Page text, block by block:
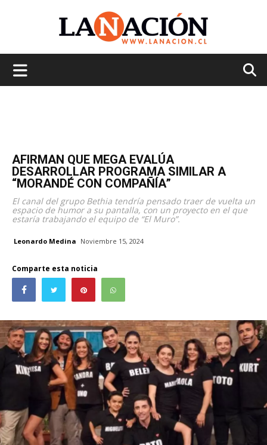
AFIRMAN QUE MEGA EVALÚA
DESARROLLAR PROGRAMA SIMILAR A
“MORANDÉ CON COMPAÑÍA”
El canal del grupo Bethia tendría pensado traer de vuelta un
espacio de humor a su pantalla, con un proyecto en el que
estaría trabajando el equipo de “El Muro”.
Leonardo Medina Noviembre 15, 2024
Comparte esta noticia